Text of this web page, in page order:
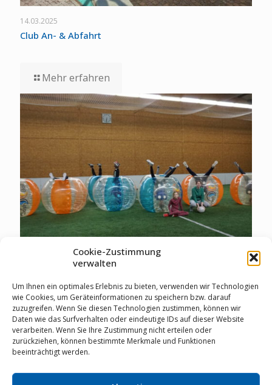
Cookie-Zustimmung
verwalten
Um Ihnen ein optimales Erlebnis zu bieten, verwenden wir Technologien
wie Cookies, um Geräteinformationen zu speichern bzw. darauf
zuzugreifen. Wenn Sie diesen Technologien zustimmen, können wir
Daten wie das Surfverhalten oder eindeutige IDs auf dieser Website
verarbeiten. Wenn Sie Ihre Zustimmung nicht erteilen oder
zurückziehen, können bestimmte Merkmale und Funktionen
beeinträchtigt werden.
14.03.2025
Club An- & Abfahrt
Mehr erfahren
02.03.2025
Jugendausflüge
Mehr erfahren